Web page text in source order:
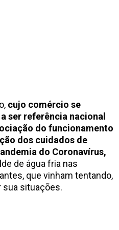
cujo comércio se
ser referência nacional
do funcionamento
dos cuidados de
do Coronavírus,
de água fria nas
que vinham tentando,
sua situações.